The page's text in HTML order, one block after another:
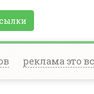
реклама это